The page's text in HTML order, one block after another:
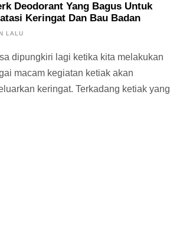
Deodorant Yang Bagus Untuk
Keringat Dan Bau Badan
LALU
dipungkiri lagi ketika kita melakukan
macam kegiatan ketiak akan
keringat. Terkadang ketiak yang